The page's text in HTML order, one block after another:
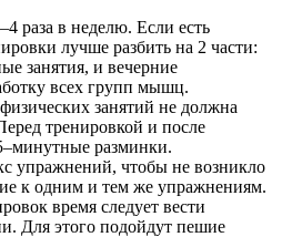
раза в неделю. Если есть
лучше разбить на 2 части:
занятия, и вечерние
всех групп мышц.
занятий не должна
тренировкой и после
разминки.
упражнений, чтобы не возникло
к одним и тем же упражнениям.
время следует вести
Для этого подойдут пешие